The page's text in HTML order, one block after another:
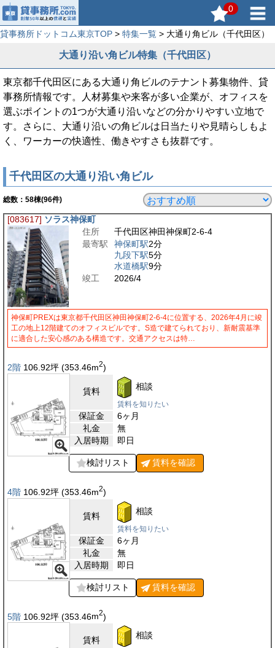
0
貸事務所ドットコム東京TOP > 特集一覧 > 大通り角ビル（千代田区）
大通り沿い角ビル特集（千代田区）
東京都千代田区にある大通り角ビルのテナント募集物件、貸
事務所情報です。人材募集や来客が多い企業が、オフィスを
選ぶポイントの1つが大通り沿いなどの分かりやすい立地で
す。さらに、大通り沿いの角ビルは日当たりや見晴らしもよ
く、ワーカーの快適性、働きやすさも抜群です。
千代田区の大通り沿い角ビル
総数： 58棟(96件)
[083617] ソラス神保町
住所
千代田区神田神保町2-6-4
最寄駅
神保町駅2分
九段下駅5分
水道橋駅9分
竣工
2026/4
神保町PREXは東京都千代田区神田神保町2-6-4に位置する、2026年4月に竣
工の地上12階建てのオフィスビルです。S造で建てられており、新耐震基準
に適合した安心感のある構造です。交通アクセスは特…
2階 106.92坪 (353.46m2)
賃料 相談
賃料を知りたい
保証金
6ヶ月
礼金
無
入居時期
即日
検討リスト 賃料を確認
4階 106.92坪 (353.46m2)
賃料 相談
賃料を知りたい
保証金
6ヶ月
礼金
無
入居時期
即日
検討リスト 賃料を確認
5階 106.92坪 (353.46m2)
賃料 相談